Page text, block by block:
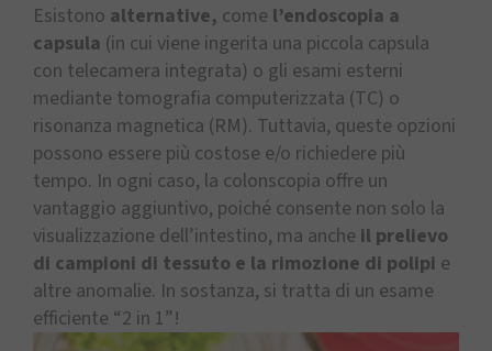
Esistono alternative, come l’endoscopia a
capsula (in cui viene ingerita una piccola capsula
con telecamera integrata) o gli esami esterni
mediante tomografia computerizzata (TC) o
risonanza magnetica (RM). Tuttavia, queste opzioni
possono essere più costose e/o richiedere più
tempo. In ogni caso, la colonscopia offre un
vantaggio aggiuntivo, poiché consente non solo la
visualizzazione dell’intestino, ma anche il prelievo
di campioni di tessuto e la rimozione di polipi e
altre anomalie. In sostanza, si tratta di un esame
efficiente “2 in 1”!